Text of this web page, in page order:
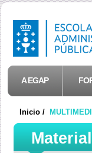
A EGAP
Inicio /